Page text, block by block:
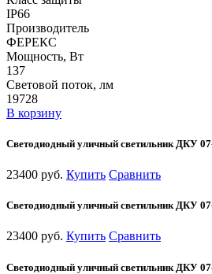
IP66
Производитель
ФЕРЕКС
Мощность, Вт
137
Световой поток, лм
19728
В корзину
Светодиодный уличный светильник ДКУ
23400 руб. Купить Сравнить
Светодиодный уличный светильник ДКУ
23400 руб. Купить Сравнить
Светодиодный уличный светильник ДКУ